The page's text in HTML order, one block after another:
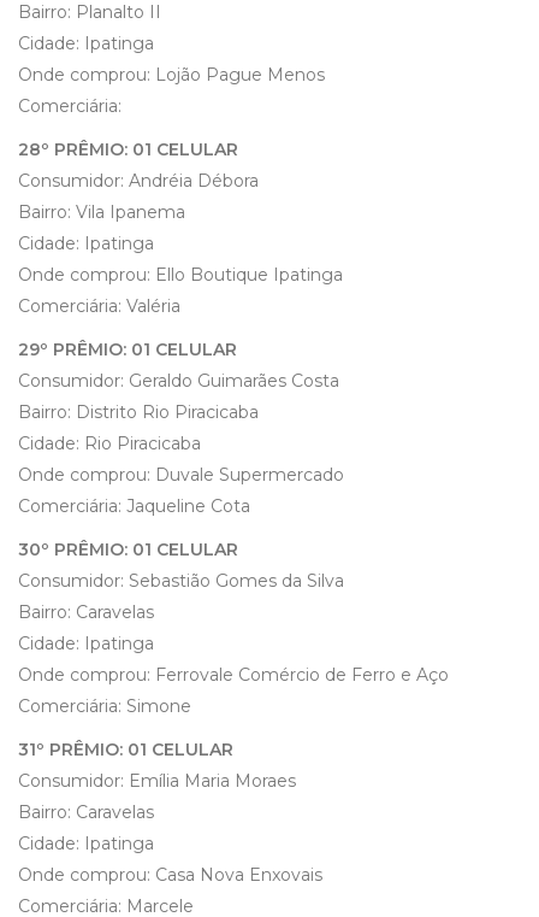
Bairro: Planalto II
Cidade: Ipatinga
Onde comprou: Lojão Pague Menos
Comerciária:
28º PRÊMIO: 01 CELULAR
Consumidor: Andréia Débora
Bairro: Vila Ipanema
Cidade: Ipatinga
Onde comprou: Ello Boutique Ipatinga
Comerciária: Valéria
29º PRÊMIO: 01 CELULAR
Consumidor: Geraldo Guimarães Costa
Bairro: Distrito Rio Piracicaba
Cidade: Rio Piracicaba
Onde comprou: Duvale Supermercado
Comerciária: Jaqueline Cota
30º PRÊMIO: 01 CELULAR
Consumidor: Sebastião Gomes da Silva
Bairro: Caravelas
Cidade: Ipatinga
Onde comprou: Ferrovale Comércio de Ferro e Aço
Comerciária: Simone
31º PRÊMIO: 01 CELULAR
Consumidor: Emília Maria Moraes
Bairro: Caravelas
Cidade: Ipatinga
Onde comprou: Casa Nova Enxovais
Comerciária: Marcele